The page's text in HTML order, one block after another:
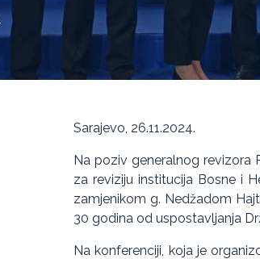
Sarajevo, 26.11.2024.
Na poziv generalnog revizora
za reviziju institucija Bosne i
zamjenikom g. Nedžadom
30 godina od uspostavljanja
Na konferenciji, koja je